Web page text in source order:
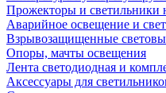
Прожекторы и светильники
Аварийное освещение и
Взрывозащищенные
Опоры, мачты освещения
Лента светодиодная и
Аксессуары для